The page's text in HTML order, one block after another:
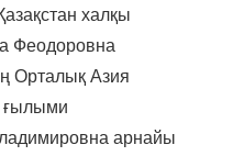
халқы
Феодоровна
Орталық Азия
ғылыми
арнайы